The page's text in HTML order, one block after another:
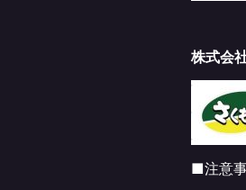
株式会
■注意